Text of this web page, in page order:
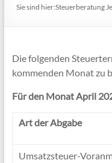
Sie sind hier:Steuerberatung
Die folgenden
kommenden Monat zu
Für den Monat April
Art der Abgabe
Umsatzsteuer-